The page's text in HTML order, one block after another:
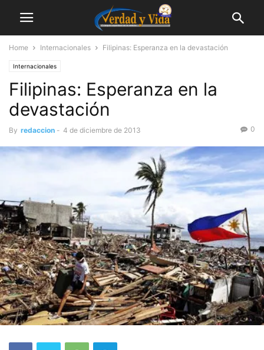
Home Internacionales Filipinas: Esperanza en la devastación
Internacionales
Filipinas: Esperanza en la
devastación
By redaccion - 4 de diciembre de 2013 0